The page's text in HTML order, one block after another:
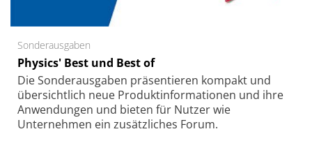
Sonderausgaben
Physics' Best und Best of
Die Sonder­ausgaben präsentieren kompakt und
übersichtlich neue Produkt­informationen und ihre
Anwendungen und bieten für Nutzer wie
Unternehmen ein zusätzliches Forum.